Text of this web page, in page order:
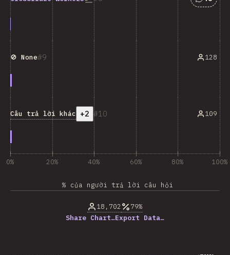
9
🚫 None 128
10
Câu trả lời khác +2 109
0% 20% 40% 60% 80% 100%
% của người trả lời câu hỏi
18,702
79%
Share Chart…Export Data…